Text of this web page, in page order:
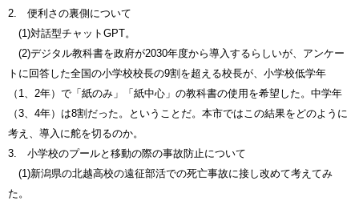
2. 便利さの裏側について
(1)対話型チャットGPT。
(2)デジタル教科書を政府が2030年度から導入するらしいが、アンケー
トに回答した全国の小学校校長の9割を超える校長が、小学校低学年
（1、2年）で「紙のみ」「紙中心」の教科書の使用を希望した。中学年
（3、4年）は8割だった。ということだ。本市ではこの結果をどのように
考え、導入に舵を切るのか。
3. 小学校のプールと移動の際の事故防止について
(1)新潟県の北越高校の遠征部活での死亡事故に接し改めて考えてみ
た。